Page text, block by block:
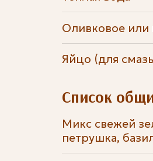
Оливковое или
Яйцо (для
Список
Микс свежей
петрушка,